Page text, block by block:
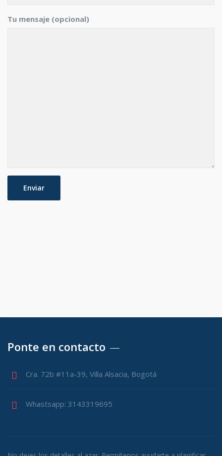
Tu mensaje (opcional)
Ponte en contacto
Cra. 72b #11a-39, Villa Alsacia, Bogotá
Whastsapp: 3143319695